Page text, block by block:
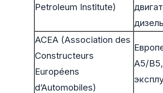
Petroleum Institute)
ACEA (Association des
Constructeurs
Européens
d’Automobiles)
A5/